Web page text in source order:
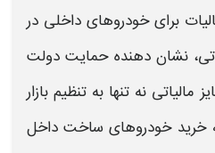
برایخودروهای داخلی در
نشان دهنده حمایت دولت
مالیاتی نه تنها به تنظیم بازار
خریدخودروهای ساخت داخل